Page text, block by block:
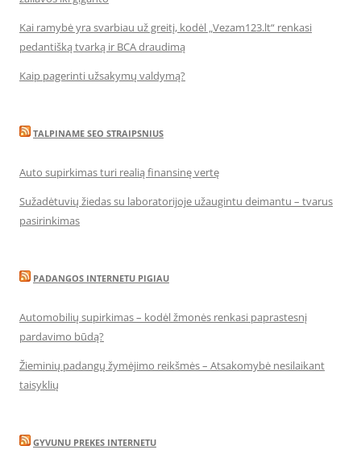
Kai ramybė yra svarbiau už greitį, kodėl „Vezam123.lt“ renkasi
pedantišką tvarką ir BCA draudimą
Kaip pagerinti užsakymų valdymą?
TALPINAME SEO STRAIPSNIUS
Auto supirkimas turi realią finansinę vertę
Sužadėtuvių žiedas su laboratorijoje užaugintu deimantu – tvarus
pasirinkimas
PADANGOS INTERNETU PIGIAU
Automobilių supirkimas – kodėl žmonės renkasi paprastesnį
pardavimo būdą?
Žieminių padangų žymėjimo reikšmės – Atsakomybė nesilaikant
taisyklių
GYVUNU PREKES INTERNETU